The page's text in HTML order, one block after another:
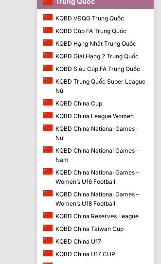
KQBD VĐQG Trung Quốc
KQBD Cúp FA Trung Quốc
KQBD Hạng Nhất Trung Quốc
KQBD Giải Hạng 2 Trung Quốc
KQBD Siêu Cúp FA Trung Quốc
KQBD Trung Quốc Super League
Nữ
KQBD China Cup
KQBD China League Women
KQBD China National Games -
Nữ
KQBD China National Games -
Nam
KQBD China National Games –
Women’s U16 Football
KQBD China National Games –
Women’s U18 Football
KQBD China Reserves League
KQBD China Taiwan Cup
KQBD China U17
KQBD China U17 CUP